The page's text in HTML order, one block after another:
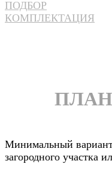
ПОДБОР
КОМПЛЕКТАЦИЯ
Минимальный вариант
загородного участка